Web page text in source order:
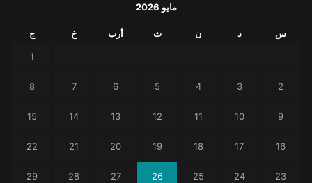
مايو 2026
س د ن ث أرب خ ج
1
2
3
4
5
6
7
8
9
10
11
12
13
14
15
16
17
18
19
20
21
22
23
24
25
26
27
28
29